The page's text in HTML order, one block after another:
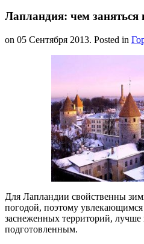
Лапландия: чем заняться
on 05 Сентября 2013. Posted in
Для Лапландии свойственны
погодой, поэтому
заснеженных территорий, лучше
подготовленным.